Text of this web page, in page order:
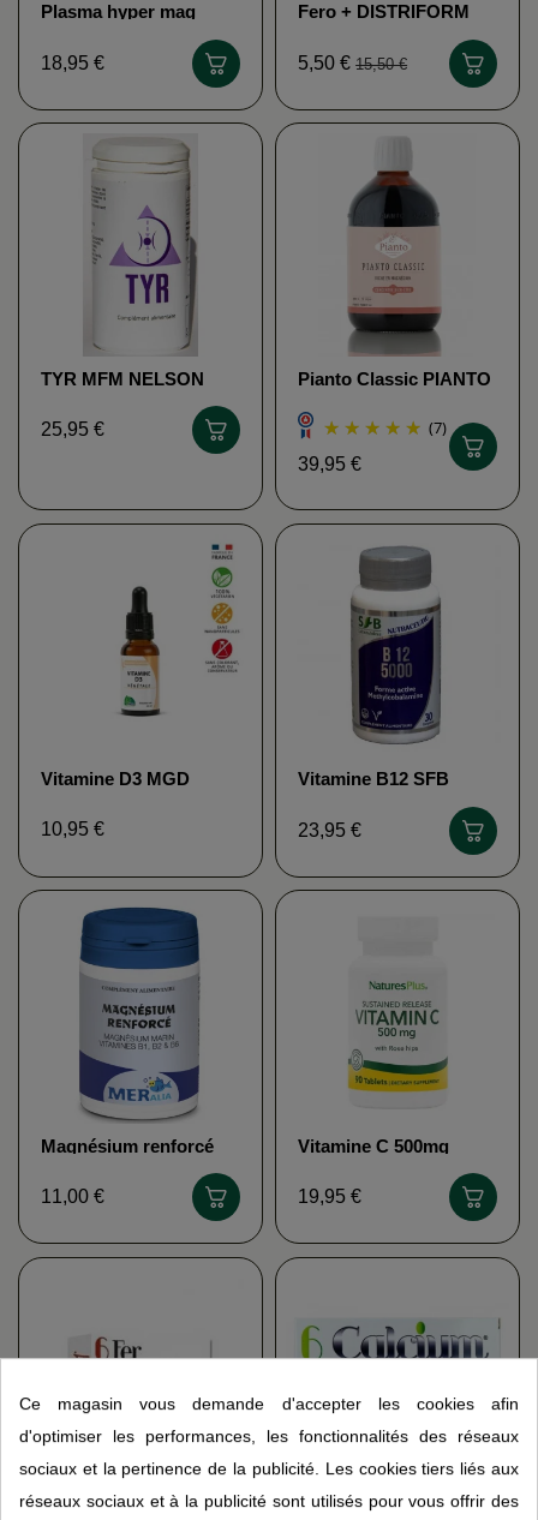
Plasma hyper mag
18,95 €
Fero + DISTRIFORM
5,50 €15,50 €
TYR MFM NELSON
25,95 €
Pianto Classic PIANTO
(7)
39,95 €
Vitamine D3 MGD
10,95 €
Vitamine B12 SFB
23,95 €
Magnésium renforcé
11,00 €
Vitamine C 500mg
19,95 €
6 Fer en 1 MBE 6 calcium en 1 MBE
Ce magasin vous demande d'accepter les cookies afin
d'optimiser les performances, les fonctionnalités des réseaux
sociaux et la pertinence de la publicité. Les cookies tiers liés aux
réseaux sociaux et à la publicité sont utilisés pour vous offrir des